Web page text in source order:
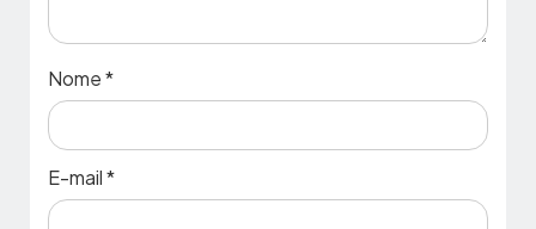
Nome*
E-mail*